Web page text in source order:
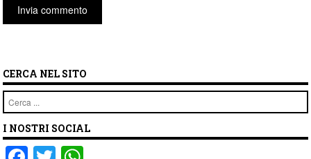
CERCA NEL SITO
Cerca
I NOSTRI SOCIAL